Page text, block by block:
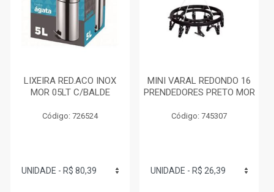
LIXEIRA RED.ACO INOX
MOR 05LT C/BALDE
Código: 726524
MINI VARAL REDONDO 16
PRENDEDORES PRETO MOR
Código: 745307